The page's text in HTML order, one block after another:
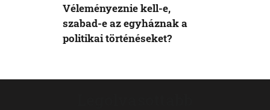
Véleményeznie kell-e,
szabad-e az egyháznak a
politikai történéseket?